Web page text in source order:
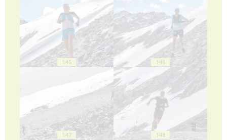
145 146
147 148